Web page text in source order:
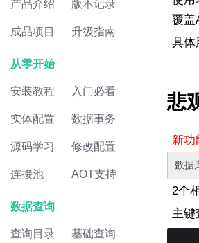
产品介绍 版本记录
成品项目 升级指南
从零开始
安装教程 入门必看
实体配置 数据事务
源码学习 修改配置
连接池 AOT支持
数据查询
查询目录 基础查询
覆盖
具体
悲
新功
数据
2个
主键